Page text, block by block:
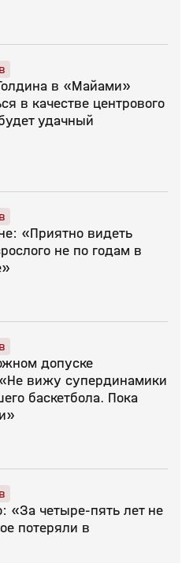
в «Майами»
в качестве центрового
удачный
«Приятно видеть
не по годам в
допуске
вижу супердинамики
баскетбола. Пока
«За четыре‑пять лет не
потеряли в